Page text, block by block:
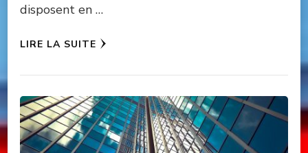
disposent en …
LIRE LA SUITE